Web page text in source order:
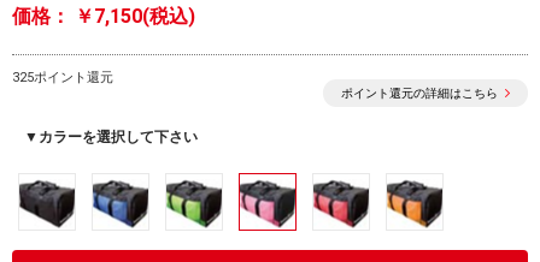
価格： ￥7,150(税込)
325ポイント還元
ポイント還元の詳細はこちら
▼カラーを選択して下さい